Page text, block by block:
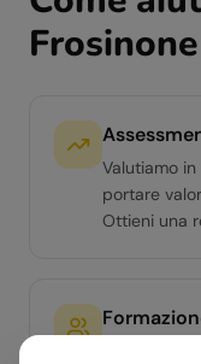
Frosinone
Valutiamo
portare
Ottieni una